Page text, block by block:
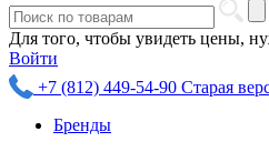
Для того, чтобы увидеть цены,
Войти
+7 (812) 449-54-90 Старая
Бренды